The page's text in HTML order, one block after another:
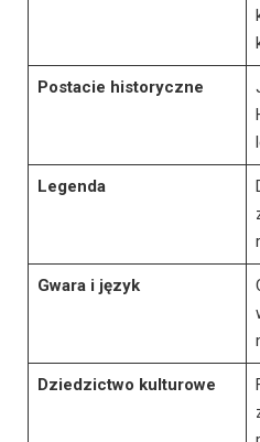
Postacie historyczne
Legenda
Gwara i język
Dziedzictwo kulturowe